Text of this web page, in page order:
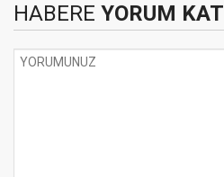
HABERE YORUM KAT